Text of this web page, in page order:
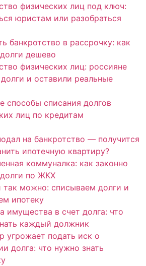
физических лиц под ключ:
юристам или разобраться
банкротство в рассрочку: как
дешево
физических лиц: россияне
и оставили реальные
способы списания долгов
лиц по кредитам
на банкротство — получится
ипотечную квартиру?
коммуналка: как законно
по ЖКХ
так можно: списываем долги и
ипотеку
имущества в счет долга: что
каждый должник
угрожает подать иск о
долга: что нужно знать